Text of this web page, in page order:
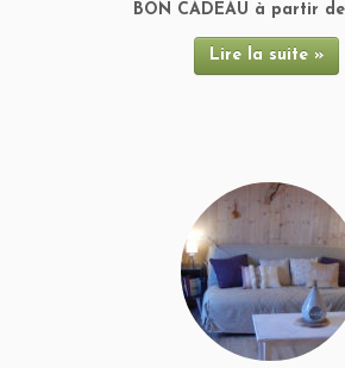
BON CADEAU à partir
Lire la suite »